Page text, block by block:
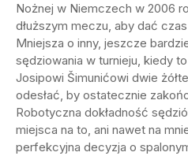
Nożnej w Niemczech w 2006
dłuższym meczu, aby dać
Mniejsza o inny, jeszcze
sędziowania w turnieju, kiedy
Josipowi Šimunićowi dwie
odesłać, by ostatecznie
Robotyczna dokładność
miejsca na to, ani nawet na
perfekcyjna decyzja o